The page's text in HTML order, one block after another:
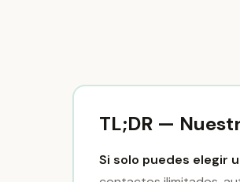
TL;DR —
Si solo puedes elegir